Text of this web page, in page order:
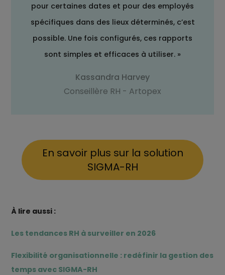
pour certaines dates et pour des employés
spécifiques dans des lieux déterminés, c’est
possible. Une fois configurés, ces rapports
sont simples et efficaces à utiliser. »
Kassandra Harvey
Conseillère RH - Artopex
En savoir plus sur la solution
SIGMA-RH
À lire aussi :
Les tendances RH à surveiller en 2026
Flexibilité organisationnelle : redéfinir la gestion des
temps avec SIGMA-RH